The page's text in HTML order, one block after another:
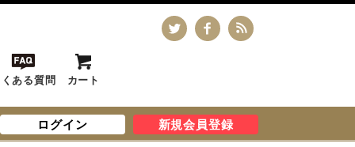
ある質問 カート
ログイン 新規会員登録